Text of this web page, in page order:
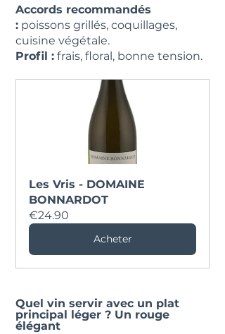
Accords recommandés
: poissons grillés, coquillages,
cuisine végétale.
Profil : frais, floral, bonne tension.
Les Vris - DOMAINE
BONNARDOT
€24.90
Acheter
Quel vin servir avec un plat
principal léger ? Un rouge
élégant